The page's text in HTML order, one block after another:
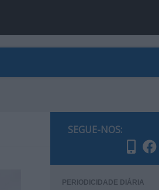
SEGUE-NOS:
PERIODICIDADE DIÁRIA